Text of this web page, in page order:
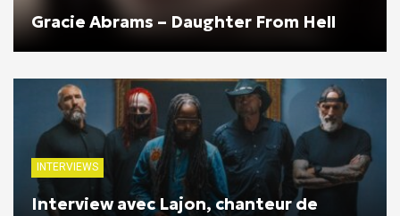
Gracie Abrams – Daughter From Hell
INTERVIEWS
Interview avec Lajon, chanteur de